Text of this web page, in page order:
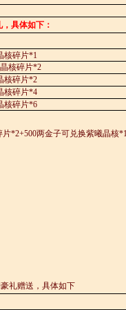
具体如下：
核碎片*1
核碎片*2
核碎片*2
核碎片*4
核碎片*6
片*2+500两金子可兑换紫曦晶核*1
礼赠送，具体如下